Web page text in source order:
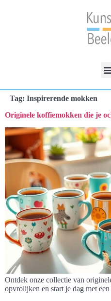
Tag: Inspirerende mokken
Originele koffiemokken die je
Ontdek onze collectie van
opvrolijken en start je dag met